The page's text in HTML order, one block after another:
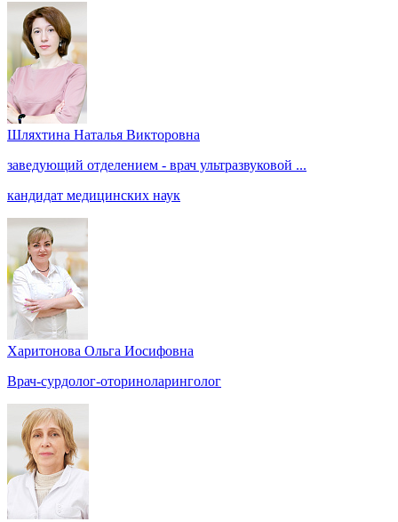
Шляхтина Наталья Викторовна
заведующий отделением - врач ультразвуковой ...
кандидат медицинских наук
Харитонова Ольга Иосифовна
Врач-сурдолог-оториноларинголог